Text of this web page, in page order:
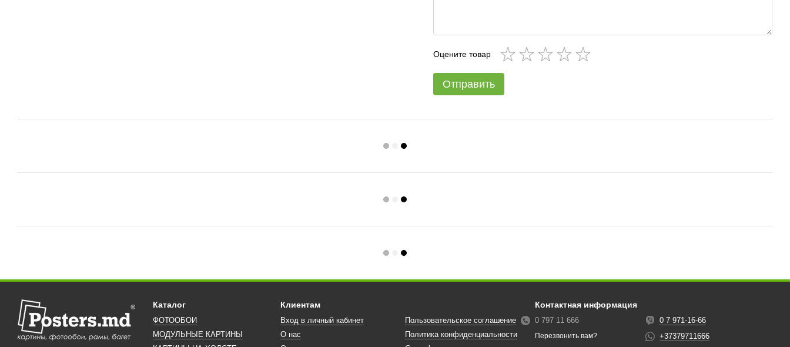
Оцените товар
Отправить
Каталог
ФОТООБОИ
МОДУЛЬНЫЕ КАРТИНЫ
Клиентам
Вход в личный кабинет
О нас
Пользовательское соглашение
Политика конфиденциальности
Контактная информация
0 797 11 666
Перезвонить вам?
0 7 971-16-66
+37379711666